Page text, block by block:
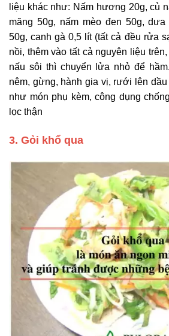
liệu khác như: Nấm hương 20g, củ
măng 50g, nấm mèo đen 50g,
50g, canh gà 0,5 lít (tất cả đều rửa
nồi, thêm vào tất cả nguyên liệu
nấu sôi thì chuyển lửa nhỏ để
nêm, gừng, hành gia vị, rưới lên
như món phụ kèm, công dụng
lọc thận
3. Gỏi khổ qua